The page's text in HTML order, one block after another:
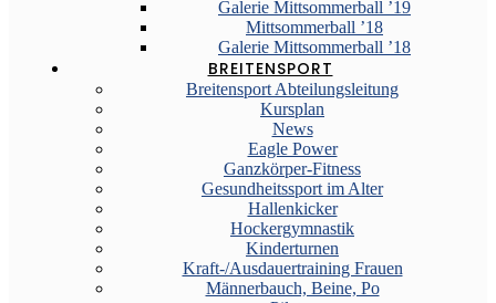
Galerie Mittsommerball ’19
Mittsommerball ’18
Galerie Mittsommerball ’18
BREITENSPORT
Breitensport Abteilungsleitung
Kursplan
News
Eagle Power
Ganzkörper-Fitness
Gesundheitssport im Alter
Hallenkicker
Hockergymnastik
Kinderturnen
Kraft-/Ausdauertraining Frauen
Männerbauch, Beine, Po